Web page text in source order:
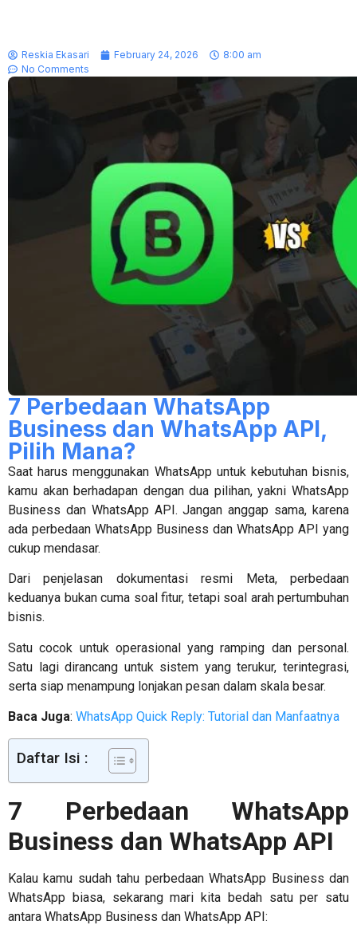
Reskia Ekasari February 24, 2026
8:00 am
No Comments
7 Perbedaan WhatsApp
Business dan WhatsApp API,
Pilih Mana?
Saat harus menggunakan WhatsApp untuk kebutuhan bisnis,
kamu akan berhadapan dengan dua pilihan, yakni WhatsApp
Business dan WhatsApp API. Jangan anggap sama, karena
ada perbedaan WhatsApp Business dan WhatsApp API yang
cukup mendasar.
Dari penjelasan dokumentasi resmi Meta, perbedaan
keduanya bukan cuma soal fitur, tetapi soal arah pertumbuhan
bisnis.
Satu cocok untuk operasional yang ramping dan personal.
Satu lagi dirancang untuk sistem yang terukur, terintegrasi,
serta siap menampung lonjakan pesan dalam skala besar.
Baca Juga: WhatsApp Quick Reply: Tutorial dan Manfaatnya
Daftar Isi :
7 Perbedaan WhatsApp
Business dan WhatsApp API
Kalau kamu sudah tahu perbedaan WhatsApp Business dan
WhatsApp biasa, sekarang mari kita bedah satu per satu
antara WhatsApp Business dan WhatsApp API: